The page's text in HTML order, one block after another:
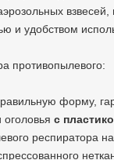
и удобством
противопылевого:
форму,
с
респиратора